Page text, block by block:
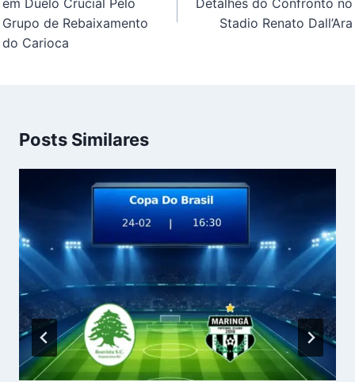
em Duelo Crucial Pelo
Grupo de Rebaixamento
do Carioca
Detalhes do Confronto no
Stadio Renato Dall’Ara
Posts Similares